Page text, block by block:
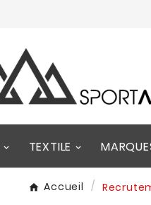
TEXTILE
Accueil